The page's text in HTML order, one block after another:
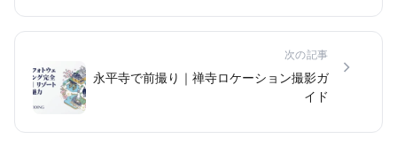
次の記事
永平寺で前撮り｜禅寺ロケーション撮影ガ
イド